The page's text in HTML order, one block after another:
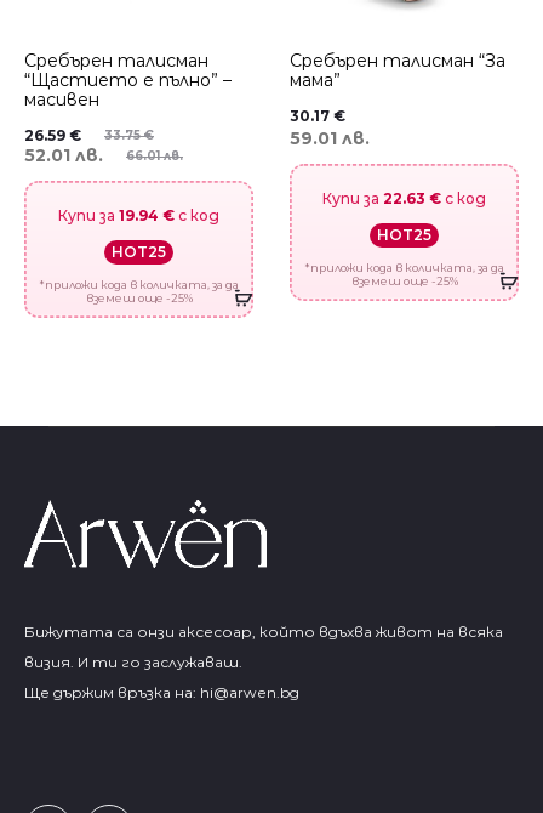
Сребърен талисман
“Щастието е пълно” –
масивен
33.75€
26.59 €
66.01 лв.
52.01 лв.
Купи за 19.94 € с код
HOT25
*приложи кода в количката, за да
вземеш още -25%
Сребърен талисман “За
мама”
30.17 €
59.01 лв.
Купи за 22.63 € с код
HOT25
*приложи кода в количката, за да
вземеш още -25%
Бижутата са онзи аксесоар, който вдъхва живот на всяка
визия. И ти го заслужаваш.
Ще държим връзка на: hi@arwen.bg